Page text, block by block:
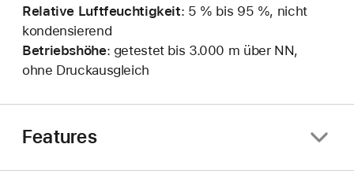
Relative Luftfeuchtigkeit: 5 % bis 95 %, nicht
kondensierend
Betriebshöhe: getestet bis 3.000 m über NN,
ohne Druckausgleich
Features